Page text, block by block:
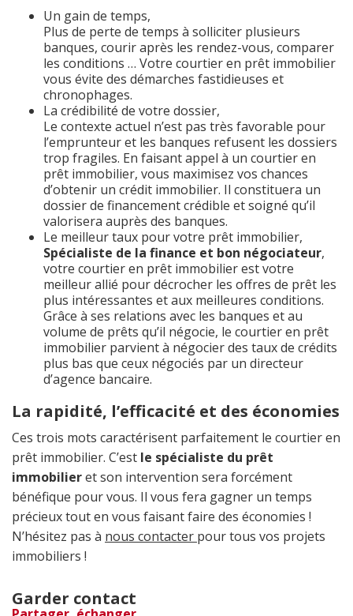
Un gain de temps,
Plus de perte de temps à solliciter plusieurs
banques, courir après les rendez-vous, comparer
les conditions … Votre courtier en prêt immobilier
vous évite des démarches fastidieuses et
chronophages.
La crédibilité de votre dossier,
Le contexte actuel n’est pas très favorable pour
l’emprunteur et les banques refusent les dossiers
trop fragiles. En faisant appel à un courtier en
prêt immobilier, vous maximisez vos chances
d’obtenir un crédit immobilier. Il constituera un
dossier de financement crédible et soigné qu’il
valorisera auprès des banques.
Le meilleur taux pour votre prêt immobilier,
Spécialiste de la finance et bon négociateur,
votre courtier en prêt immobilier est votre
meilleur allié pour décrocher les offres de prêt les
plus intéressantes et aux meilleures conditions.
Grâce à ses relations avec les banques et au
volume de prêts qu’il négocie, le courtier en prêt
immobilier parvient à négocier des taux de crédits
plus bas que ceux négociés par un directeur
d’agence bancaire.
La rapidité, l’efficacité et des économies
Ces trois mots caractérisent parfaitement le courtier en
prêt immobilier. C’est le spécialiste du prêt
immobilieret son intervention sera forcément
bénéfique pour vous. Il vous fera gagner un temps
précieux tout en vous faisant faire des économies !
N’hésitez pas à nous contacter pour tous vos projets
immobiliers !
Garder contact